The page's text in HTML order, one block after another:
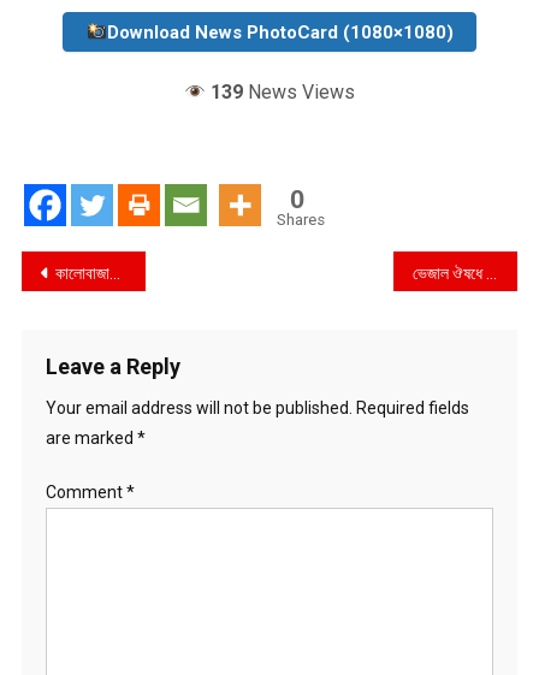
Download News PhotoCard (1080×1080)
139 News Views
0
Shares
Post
কালোবাজারে টিসিবির পেঁয়াজ ৩ প্রতিষ্ঠানের ডিলারশিপ বাতিল ভেজাল ঔষধে বাজার সয়লাব ব্যবস্থা নিচ্ছে ঔষধ প্রশাসন
Leave a Reply
Your email address will not be published. Required fields
are marked *
Comment*